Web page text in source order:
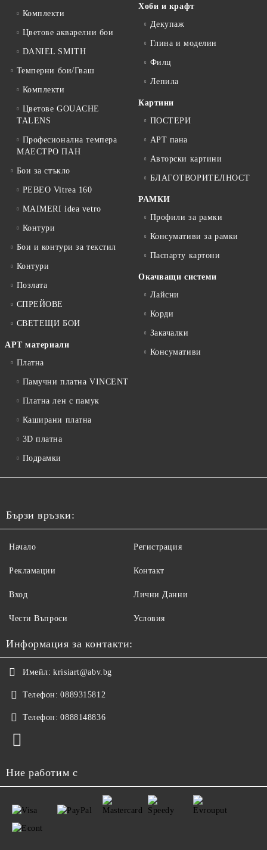
Комплекти
Цветове акварелни бои
DANIEL SMITH
Темперни бои/Гваш
Комплекти
Цветове GOUACHE
TALENS
Професионална темпера
МАЕСТРО ПАН
Бои за стъкло
PEBEO Vitrea 160
MAIMERI idea vetro
Контури
Бои и контури за текстил
Контури
Позлата
СПРЕЙОВЕ
СВЕТЕЩИ БОИ
АРТ материали
Платна
Памучни платна VINCENT
Платна лен с памук
Каширани платна
3D платна
Подрамки
Хоби и крафт
Декупаж
Глина и моделин
Филц
Лепила
Картини
ПОСТЕРИ
АРТ пана
Авторски картини
БЛАГОТВОРИТЕЛНОСТ
РАМКИ
Профили за рамки
Консумативи за рамки
Паспарту картони
Окачващи системи
Лайсни
Корди
Закачалки
Консумативи
Бързи връзки:
Начало
Рекламации
Вход
Чести Въпроси
Регистрация
Контакт
Лични Данни
Условия
Информация за контакти:
Имейл: krisiart@abv.bg
Телефон: 0889315812
Телефон: 0888148836
Ние работим с